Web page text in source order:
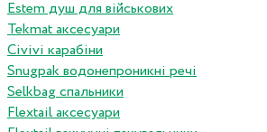
Estem душ для військових
Tekmat аксесуари
Сivivi карабіни
Snugpak водонепроникні речі
Selkbag спальники
Flextail аксесуари